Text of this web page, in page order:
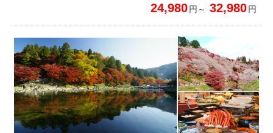
24,980円～ 32,980円